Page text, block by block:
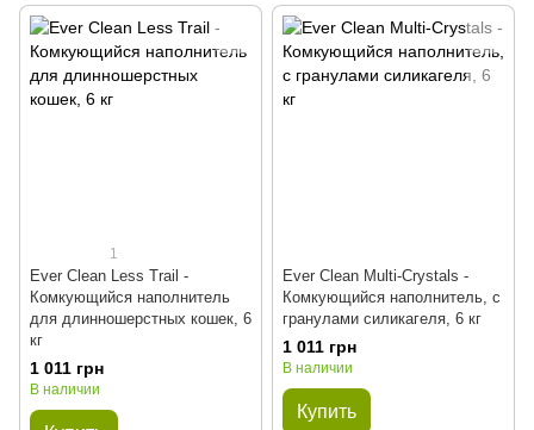
1
Ever Clean Less Trail -
Комкующийся наполнитель
для длинношерстных кошек, 6
кг
1 011 грн
В наличии
Ever Clean Multi-Crystals -
Комкующийся наполнитель, с
гранулами силикагеля, 6 кг
1 011 грн
В наличии
Купить